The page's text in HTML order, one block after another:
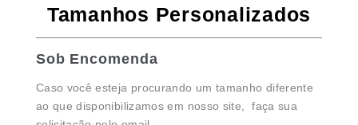
Tamanhos Personalizados
Sob Encomenda
Caso você esteja procurando um tamanho diferente
ao que disponibilizamos em nosso site, faça sua